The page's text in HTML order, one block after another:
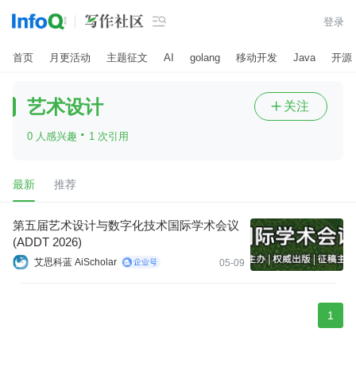
 登录
首页 月更活动 主题征文 AI golang 移动开发 Java 开源
艺术设计
0 人感兴趣 · 1 次引用
 关注
最新 推荐
第五届艺术设计与数字化技术国际学术会议
(ADDT 2026)
艾思科蓝 AiScholar 05-09
1